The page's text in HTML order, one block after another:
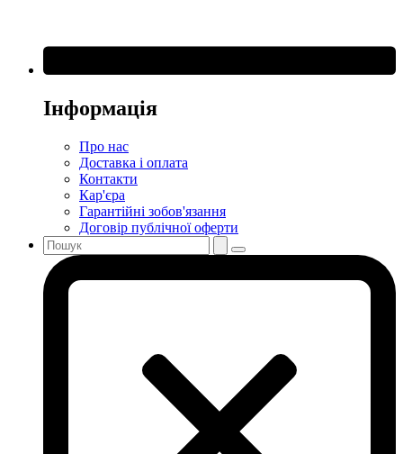
Інформація
Про нас
Доставка і оплата
Контакти
Кар'єра
Гарантійні зобов'язання
Договір публічної оферти